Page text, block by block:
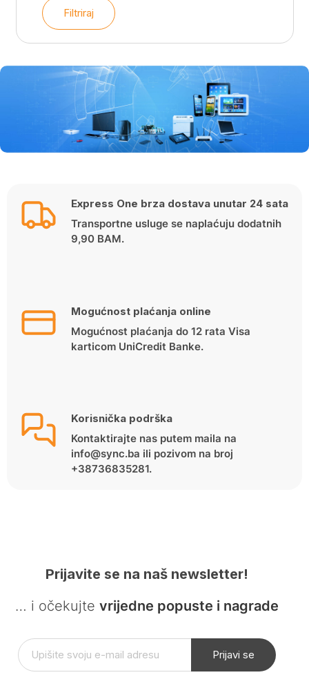
Filtriraj
Express One brza dostava unutar 24 sata
Transportne usluge se naplaćuju dodatnih
9,90 BAM.
Mogućnost plaćanja online
Mogućnost plaćanja do 12 rata Visa
karticom UniCredit Banke.
Korisnička podrška
Kontaktirajte nas putem maila na
info@sync.ba ili pozivom na broj
+38736835281.
Prijavite se na naš newsletter!
… i očekujte vrijedne popuste i nagrade
Prijavi se